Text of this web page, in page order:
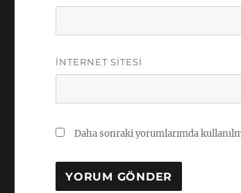
İNTERNET SITESI
Daha sonraki yorumlarımda